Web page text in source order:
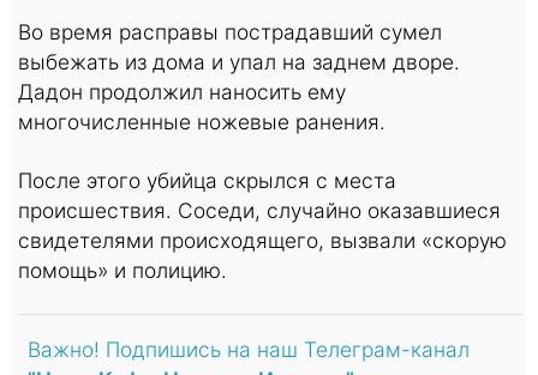
Во время расправы пострадавший сумел
выбежать из дома и упал на заднем дворе.
Дадон продолжил наносить ему
многочисленные ножевые ранения.
После этого убийца скрылся с места
происшествия. Соседи, случайно оказавшиеся
свидетелями происходящего, вызвали «скорую
помощь» и полицию.
Важно! Подпишись на наш Телеграм-канал